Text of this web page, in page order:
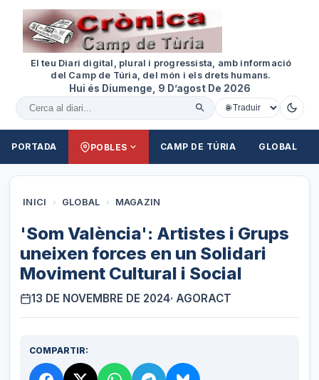
El teu Diari digital, plural i progressista, amb informació
del Camp de Túria, del món i els drets humans.
Hui és Diumenge, 9 D’agost De 2026
Cercar al diari
PORTADA POBLES CAMP DE TÚRIA GLOBAL
INICI › GLOBAL › MAGAZIN
'Som València': Artistes i Grups
uneixen forces en un Solidari
Moviment Cultural i Social
13 DE NOVEMBRE DE 2024· AGORACT
COMPARTIR: